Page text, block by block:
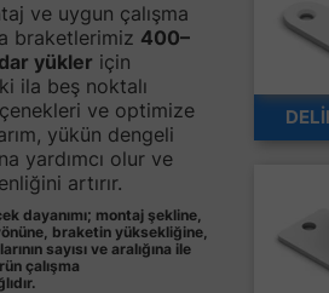
ve uygun çalışma
braketlerimiz 400–
yükler için
ila beş noktalı
ve optimize
yükün dengeli
yardımcı olur ve
artırır.
dayanımı; montaj şekline,
braketin yüksekliğine,
sayısı ve aralığına ile
çalışma